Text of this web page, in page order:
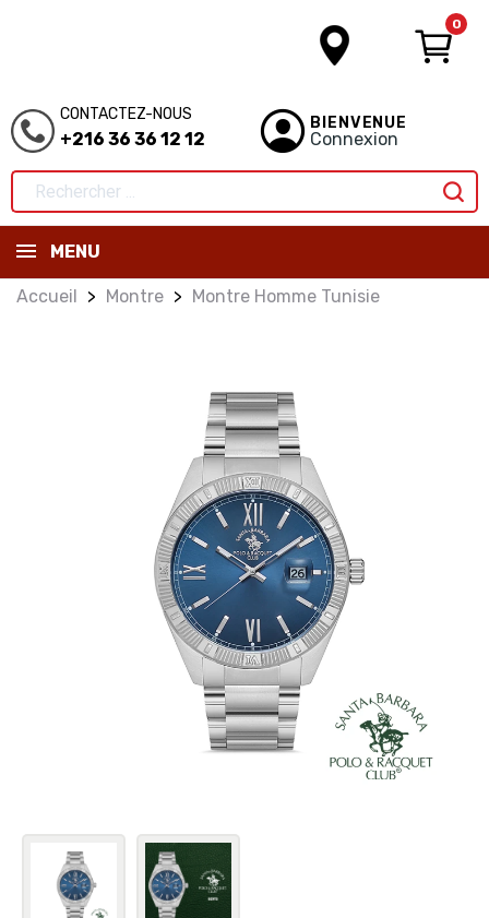
0
CONTACTEZ-NOUS
+216 36 36 12 12
BIENVENUE
Connexion
MENU
Accueil Montre Montre Homme Tunisie